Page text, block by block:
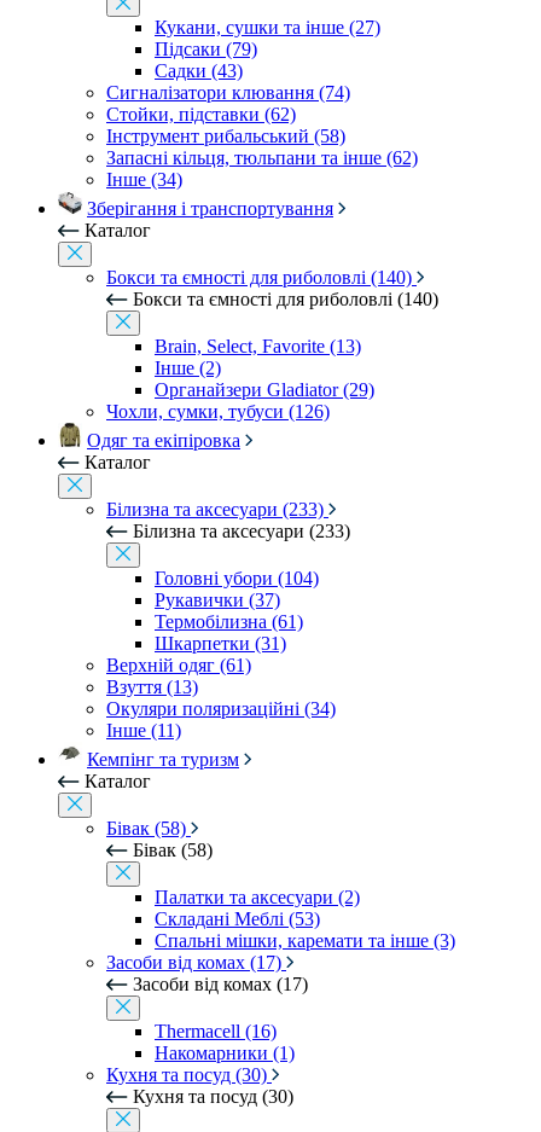
Кукани, сушки та інше (27)
Підсаки (79)
Садки (43)
Сигналізатори клювання (74)
Стойки, підставки (62)
Інструмент рибальський (58)
Запасні кільця, тюльпани та інше (62)
Інше (34)
Зберігання і транспортування
Каталог
Бокси та ємності для риболовлі (140)
Бокси та ємності для риболовлі (140)
Brain, Select, Favorite (13)
Інше (2)
Органайзери Gladiator (29)
Чохли, сумки, тубуси (126)
Одяг та екіпіровка
Каталог
Білизна та аксесуари (233)
Білизна та аксесуари (233)
Головні убори (104)
Рукавички (37)
Термобілизна (61)
Шкарпетки (31)
Верхній одяг (61)
Взуття (13)
Окуляри поляризаційні (34)
Інше (11)
Кемпінг та туризм
Каталог
Бівак (58)
Бівак (58)
Палатки та аксесуари (2)
Складані Меблі (53)
Спальні мішки, каремати та інше (3)
Засоби від комах (17)
Засоби від комах (17)
Thermacell (16)
Накомарники (1)
Кухня та посуд (30)
Кухня та посуд (30)